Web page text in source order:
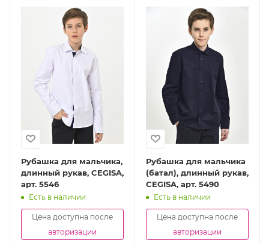
Рубашка для мальчика,
длинный рукав, CEGISA,
арт. 5546
Есть в наличии
Цена доступна после
авторизации
Рубашка для мальчика
(батал), длинный рукав,
CEGISA, арт. 5490
Есть в наличии
Цена доступна после
авторизации